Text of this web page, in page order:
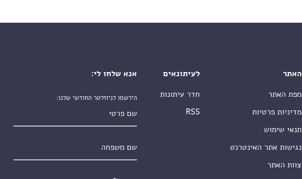
האתר
מפת האתר
מדיניות פרטיות
תנאי שימוש
נגישות אתר האינטרנט
צוות האתר
לעיתונאים
חדר עיתונות
RSS
אנא שלחו לי:
הירשמו לניוזלטר החודשי שלנו: